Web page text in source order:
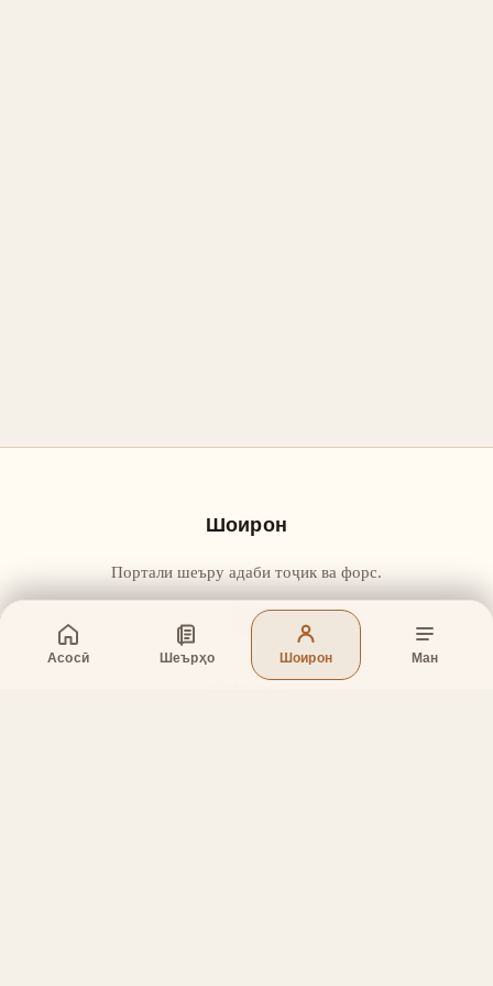
Асосӣ Шеърҳо Шоирон Ман
Шоирон
Портали шеъру адаби тоҷик ва форс.